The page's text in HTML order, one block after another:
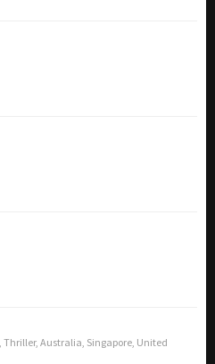
Thriller, Australia Singapore United